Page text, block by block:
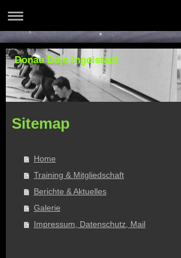
Donau Dojo Ingolstadt
Sitemap
Home
Training & Mitgliedschaft
Berichte & Aktuelles
Galerie
Impressum, Datenschutz, Mail